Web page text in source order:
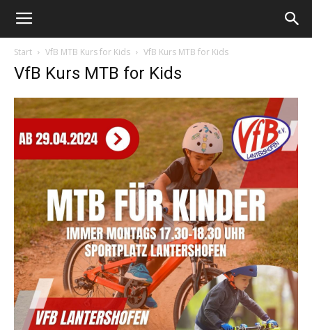
Start VfB MTB Kurs for Kids VfB Kurs MTB for Kids
VfB Kurs MTB for Kids